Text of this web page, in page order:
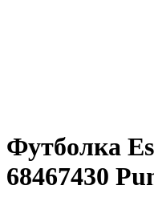
Футболка
68467430